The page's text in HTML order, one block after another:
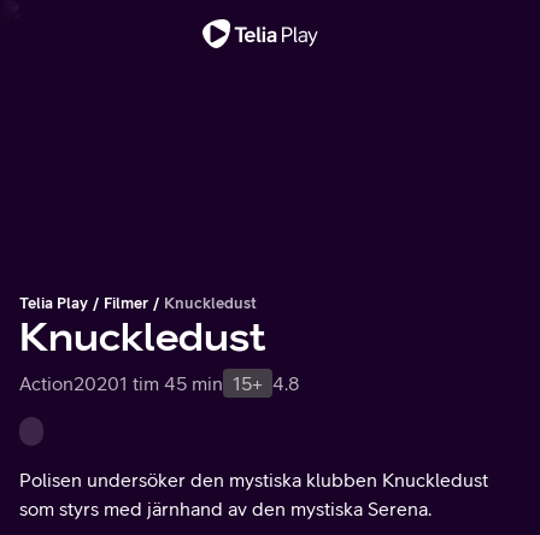
Telia Play Filmer Knuckledust
Knuckledust
Action20201 tim 45 min 15+ 4.8
Polisen undersöker den mystiska klubben Knuckledust
som styrs med järnhand av den mystiska Serena.